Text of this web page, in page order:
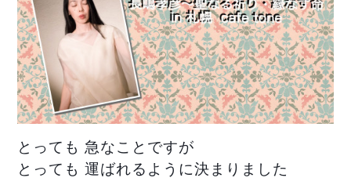
とっても 急なことですが
とっても 運ばれるように決まりました